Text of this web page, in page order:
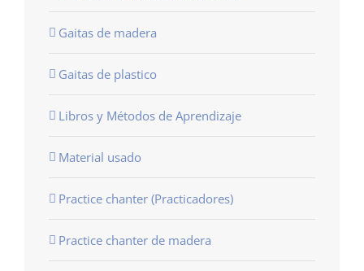
Gaitas de madera
Gaitas de plastico
Libros y Métodos de Aprendizaje
Material usado
Practice chanter (Practicadores)
Practice chanter de madera